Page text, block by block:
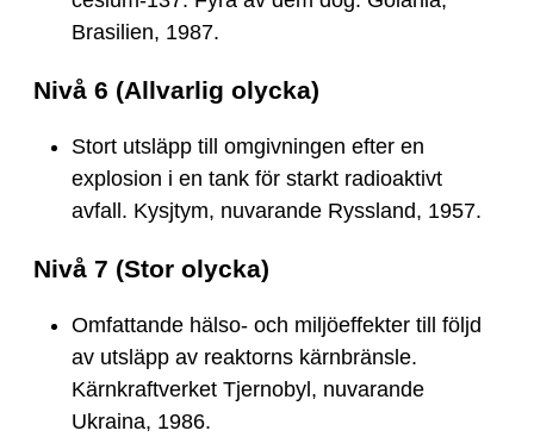
Brasilien, 1987.
Nivå 6 (Allvarlig olycka)
Stort utsläpp till omgivningen efter en
explosion i en tank för starkt radioaktivt
avfall. Kysjtym, nuvarande Ryssland, 1957.
Nivå 7 (Stor olycka)
Omfattande hälso- och miljöeffekter till följd
av utsläpp av reaktorns kärnbränsle.
Kärnkraftverket Tjernobyl, nuvarande
Ukraina, 1986.